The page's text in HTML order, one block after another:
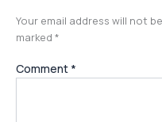
Your email address will not
marked *
Comment *